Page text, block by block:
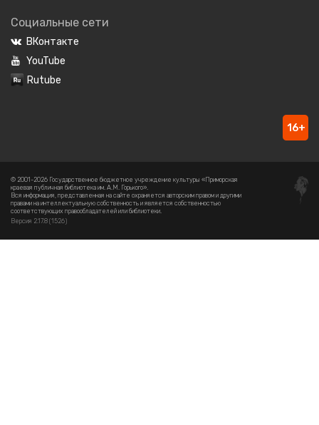
Социальные сети
ВКонтакте
YouTube
Rutube
16+
© 2001-2026 Государственное бюджетное учреждение культуры «Приморская
краевая публичная библиотека им. А.М. Горького».
Вся информация, представленная на сайте охраняется авторским правом и другими
правами на интеллектуальную собственность и является собственностью
соответствующих правообладателей или библиотеки.
Версия 2.17.8 (1526)